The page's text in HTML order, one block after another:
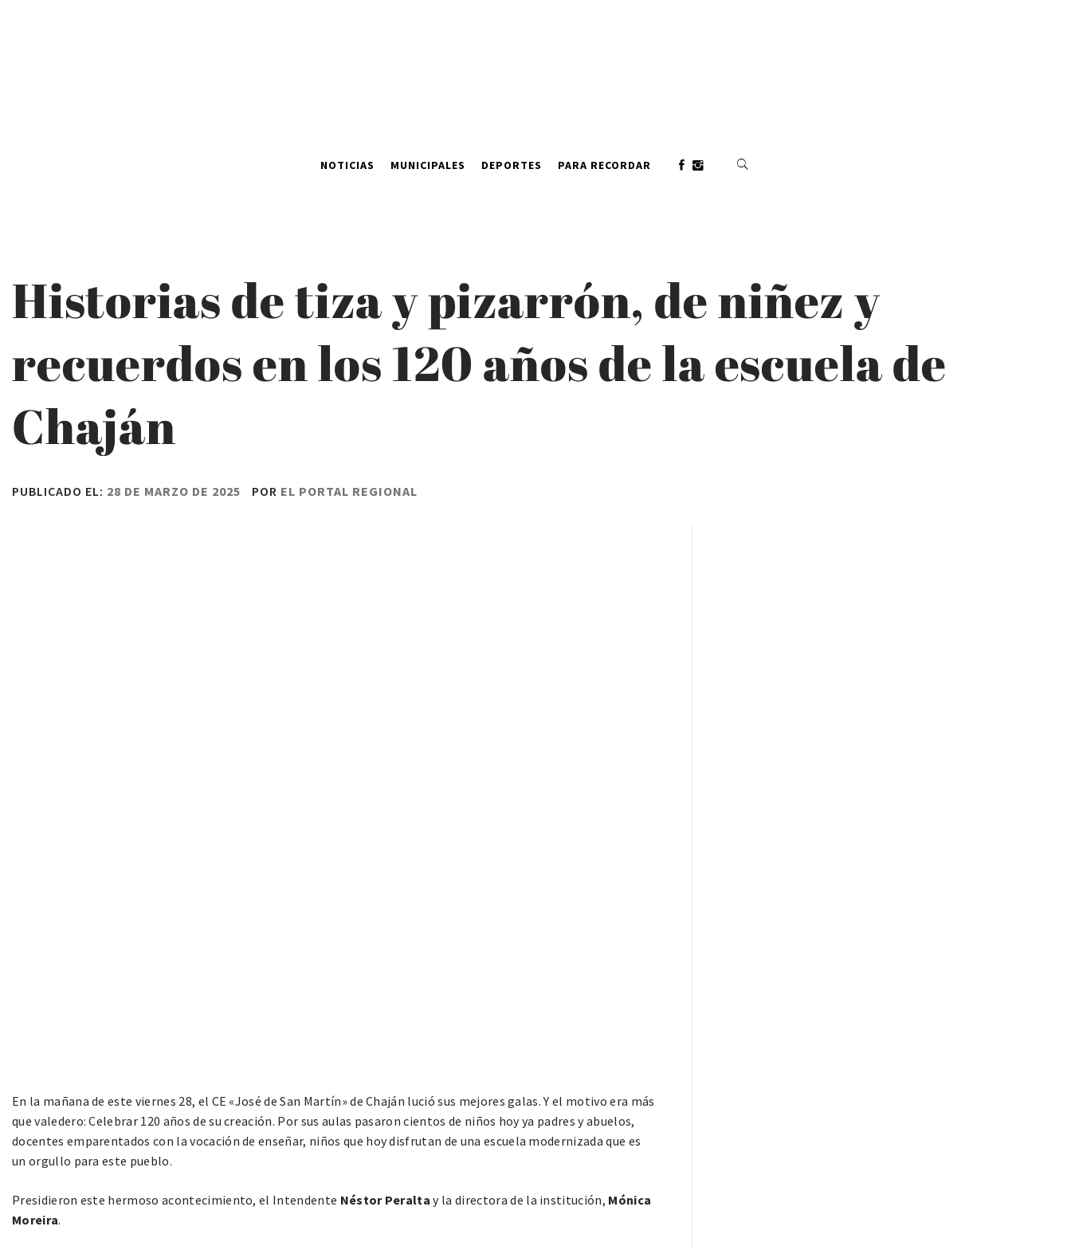
NOTICIAS MUNICIPALES DEPORTES PARA RECORDAR
Historias de tiza y pizarrón, de niñez y
recuerdos en los 120 años de la escuela de
Chaján
PUBLICADO EL: 28 DE MARZO DE 2025 POR EL PORTAL REGIONAL
En la mañana de este viernes 28, el CE «José de San Martín» de Chaján lució sus mejores galas. Y el motivo era más
que valedero: Celebrar 120 años de su creación. Por sus aulas pasaron cientos de niños hoy ya padres y abuelos,
docentes emparentados con la vocación de enseñar, niños que hoy disfrutan de una escuela modernizada que es
un orgullo para este pueblo.
Presidieron este hermoso acontecimiento, el Intendente Néstor Peraltay la directora de la institución, Mónica
Moreira.